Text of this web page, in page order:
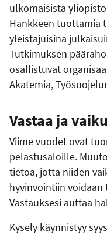
ulkomaisista
Hankkeen tuottamia
yleistajuisina
Tutkimuksen
osallistuvat
Akatemia,
Vastaa ja
Viime vuodet ovat
pelastusaloille.
tietoa, jotta niiden
hyvinvointiin
Vastauksesi auttaa
Kysely käynnistyy